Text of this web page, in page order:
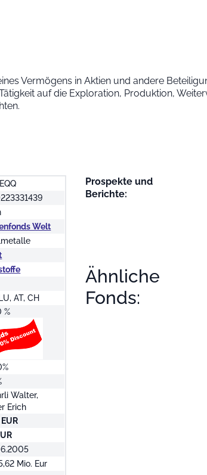
Vermögens in Aktien und andere
auf die Exploration, Produktion,
Welt
AT, CH
%
Walter,
Erich
Mio. Eur
Prospekte und
Berichte:
Ähnliche
Fonds: